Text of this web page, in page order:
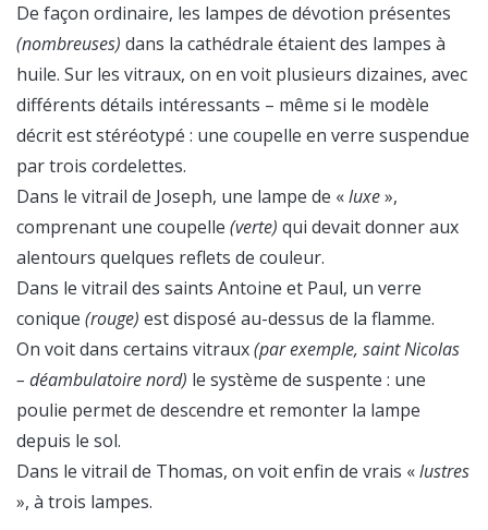
De façon ordinaire, les lampes de dévotion présentes
(nombreuses) dans la cathédrale étaient des lampes à
huile. Sur les vitraux, on en voit plusieurs dizaines, avec
différents détails intéressants – même si le modèle
décrit est stéréotypé : une coupelle en verre suspendue
par trois cordelettes.
Dans le vitrail de Joseph, une lampe de «luxe»,
comprenant une coupelle (verte) qui devait donner aux
alentours quelques reflets de couleur.
Dans le vitrail des saints Antoine et Paul, un verre
conique (rouge) est disposé au-dessus de la flamme.
On voit dans certains vitraux(par exemple, saint Nicolas
– déambulatoire nord) le système de suspente : une
poulie permet de descendre et remonter la lampe
depuis le sol.
Dans le vitrail de Thomas, on voit enfin de vrais «lustres
», à trois lampes.